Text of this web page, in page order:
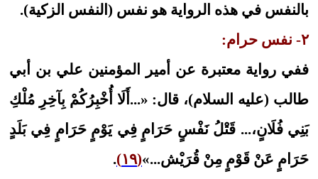
بالنفس في هذه الرواية هو نفس (النفس الزكية).
٢- نفس حرام:
ففي رواية معتبرة عن أمير المؤمنين علي بن أبي
طالب (عليه السلام)، قال: «...أَلَا أُخْبِرُكُمْ بِآخِرِ مُلْكِ
بَنِي فُلَانٍ،... قَتْلُ‏ نَفْسٍ‏ حَرَامٍ‏ فِي‏ يَوْمٍ‏ حَرَامٍ‏ فِي‏ بَلَدٍ
حَرَامٍ‏ عَنْ‏ قَوْمٍ‏ مِنْ‏ قُرَيْش‏...»(١٩)
.